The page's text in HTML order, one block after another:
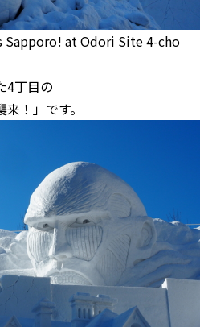
Sapporo! at Odori Site 4-cho
4丁目の
！」です。